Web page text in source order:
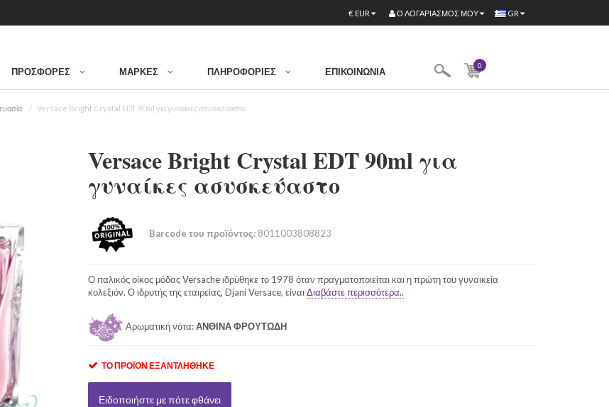
GR
€ EUR Ο ΛΟΓΑΡΙΑΣΜΌΣ ΜΟΥ
ΠΡΟΣΦΟΡΈΣ ΜΆΡΚΕΣ ΠΛΗΡΟΦΟΡΙΕΣ ΕΠΙΚΟΙΝΩΝΊΑ
0
Versace Bright Crystal EDT 90ml για γυναίκες ασυσκεύαστo
Versace Bright Crystal EDT 90ml για
γυναίκες ασυσκεύαστo
Barcode του προϊόντος:8011003808823
Ο ιταλικός οίκος μόδας Versache ιδρύθηκε το 1978 όταν πραγματοποιείται και η πρώτη του γυναικεία
κολεξιόν. Ο ιδρυτής της εταιρείας, Djani Versace, είναι Διαβάστε περισσότερα..
Αρωματική νότα:ΑΝΘΙΝΑ ΦΡΟΥΤΩΔΗ
ΤΟ ΠΡΟΪΌΝ ΕΞΑΝΤΛΉΘΗΚΕ
Ειδοποιήστε με πότε φθάνει